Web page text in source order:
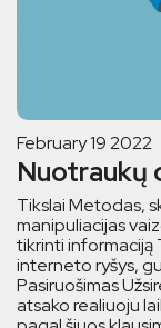
February 19 2022
Nuotraukų
Tikslai Metodas,
manipuliacijas
tikrinti informaciją
interneto ryšys,
Pasiruošimas
atsako realiuoju